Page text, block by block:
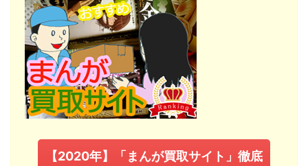
【2020年】「まんが買取サイト」徹底